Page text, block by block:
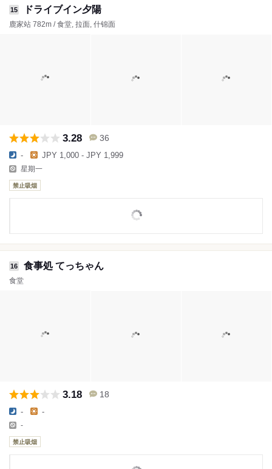
15 ドライブイン夕陽‎
鹿家站 782m / 食堂, 拉面, 什锦面
3.28 36
- JPY 1,000 - JPY 1,999
星期一
禁止吸烟
16 食事処 てっちゃん
食堂
3.18 18
- -
-
禁止吸烟